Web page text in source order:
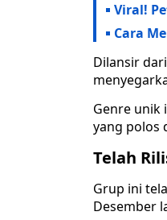
Viral!
Cara
Dilansir
Genre unik
yang polos
Telah
Grup ini
Desember